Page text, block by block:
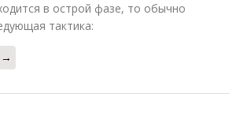
в острой фазе, то обычно
тактика:
→